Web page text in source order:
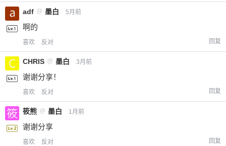
adf @ 墨白 5月前
啊的
喜欢 反对 回复
CHRIS @ 墨白 3月前
谢谢分享！
喜欢 反对 回复
筱熊 @ 墨白 1月前
谢谢分享
喜欢 反对 回复